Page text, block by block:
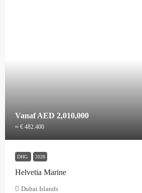
VanafAED 2,010,000
≈ € 482.400
DHG 2028
Helvetia Marine
Dubai Islands